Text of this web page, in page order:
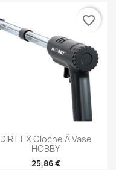
DIRT EX Cloche À Vase
HOBBY
25,86 €
favorite_border